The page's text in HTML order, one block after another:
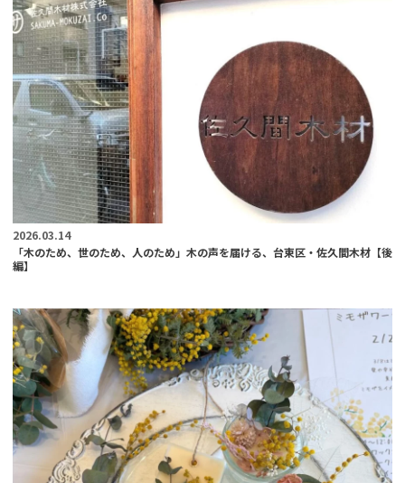
2026.03.14
「木のため、世のため、人のため」木の声を届ける、台東区・佐久間木材【後
編】